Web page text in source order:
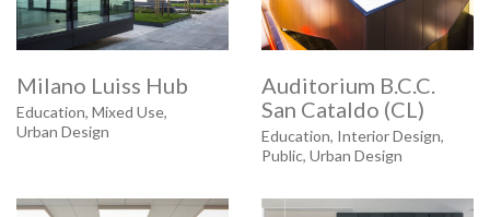
Milano Luiss Hub
Education, Mixed Use,
Urban Design
Auditorium B.C.C.
San Cataldo (CL)
Education, Interior Design,
Public, Urban Design